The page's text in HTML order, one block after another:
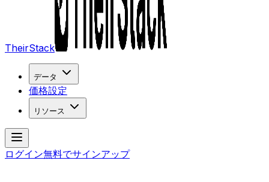
TheirStack
データ
価格設定
リソース
ログイン無料でサインアップ